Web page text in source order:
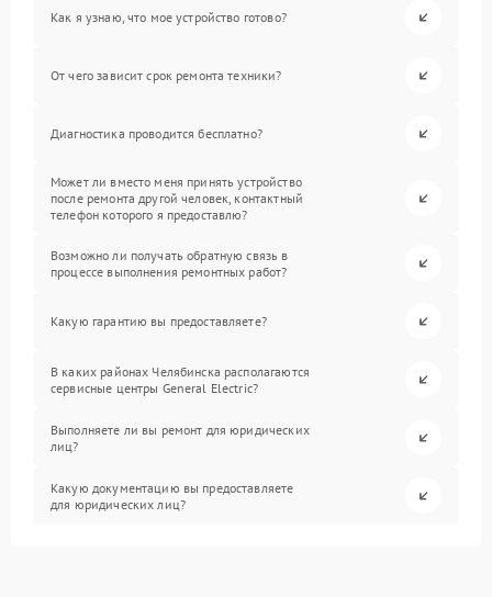
Как я узнаю, что мое устройство готово?
От чего зависит срок ремонта техники?
Диагностика проводится бесплатно?
Может ли вместо меня принять устройство
после ремонта другой человек, контактный
телефон которого я предоставлю?
Возможно ли получать обратную связь в
процессе выполнения ремонтных работ?
Какую гарантию вы предоставляете?
В каких районах Челябинска располагаются
сервисные центры General Electric?
Выполняете ли вы ремонт для юридических
лиц?
Какую документацию вы предоставляете
для юридических лиц?